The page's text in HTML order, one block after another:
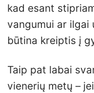
kad esant
vangumui ar ilgai
būtina kreiptis į
Taip pat labai
vienerių metų –